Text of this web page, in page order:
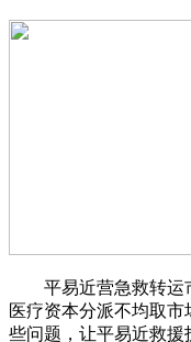
平易近营急救转运
医疗资本分派不均取
些问题，让平易近救援